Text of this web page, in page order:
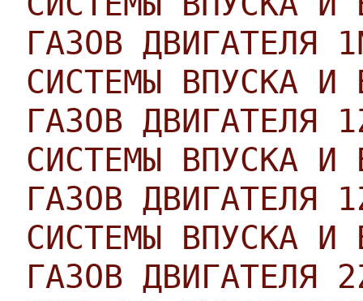
ГАЗОВ ДВИГАТЕЛЯ
СИСТЕМЫ ВПУСКА И
ГАЗОВ ДВИГАТЕЛЯ
СИСТЕМЫ ВПУСКА И
ГАЗОВ ДВИГАТЕЛЯ
СИСТЕМЫ ВПУСКА И
ГАЗОВ ДВИГАТЕЛЯ